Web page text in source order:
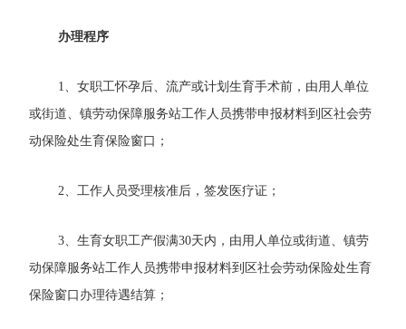
办理程序
1、女职工怀孕后、流产或计划生育手术前，由用人单位
或街道、镇劳动保障服务站工作人员携带申报材料到区社会劳
动保险处生育保险窗口；
2、工作人员受理核准后，签发医疗证；
3、生育女职工产假满30天内，由用人单位或街道、镇劳
动保障服务站工作人员携带申报材料到区社会劳动保险处生育
保险窗口办理待遇结算；